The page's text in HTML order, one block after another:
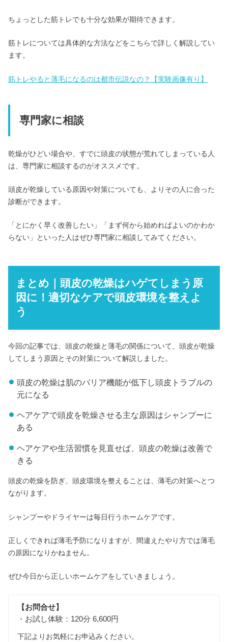
ちょっとした筋トレでも十分な効果が期待できます。
筋トレについては具体的な方法などをこちらで詳しく解説してい
ます。
筋トレやると薄毛になるのは都市伝説なの？【実験画像有り】
専門家に相談
乾燥がひどい場合や、すでに頭皮の状態が荒れてしまっている人
は、専門家に相談するのがオススメです。
頭皮が乾燥している原因や対策についても、よりその人に合った
診断ができます。
「とにかく早く改善したい」「まず何から始めればよいのかわか
らない」といった人はぜひ専門家に相談してみてください。
まとめ｜頭皮の乾燥はハゲてしまう原
因に！適切なケアで頭皮環境を整えよ
う
今回の記事では、頭皮の乾燥と薄毛の関係について、頭皮が乾燥
してしまう原因とその対策について解説しました。
頭皮の乾燥は肌のバリア機能が低下し頭皮トラブルの
元になる
ヘアケアで頭皮を乾燥させる主な原因はシャンプーに
ある
ヘアケアや生活習慣を見直せば、頭皮の乾燥は改善で
きる
頭皮の乾燥を防ぎ、頭皮環境を整えることは、薄毛の対策へとつ
ながります。
シャンプーやドライヤーは毎日行うホームケアです。
正しくできれば薄毛予防になりますが、間違えたやり方では薄毛
の原因になりかねません。
ぜひ今日から正しいホームケアをしていきましょう。
【お問合せ】
・お試し体験：120分 6,600円
下記よりお気軽にお申込みください。